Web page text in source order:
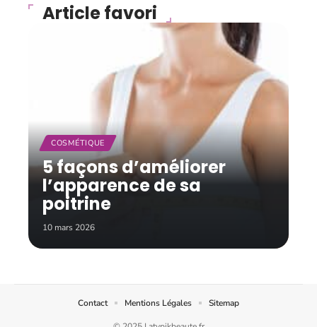
Article favori
COSMÉTIQUE
5 façons d’améliorer
l’apparence de sa
poitrine
10 mars 2026
Contact Mentions Légales Sitemap